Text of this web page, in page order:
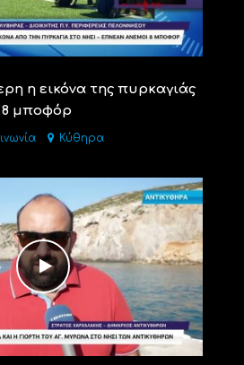
η εικόνα της πυρκαγιάς
8 μποφόρ
Κύθηρα